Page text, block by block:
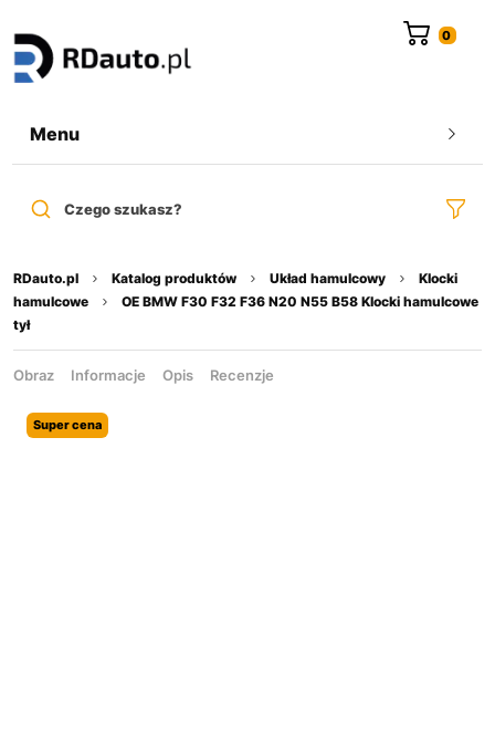
Menu
Czego szukasz?
RDauto.pl Katalog produktów Układ hamulcowy
Klocki
hamulcowe
OE BMW F30 F32 F36 N20 N55 B58 Klocki hamulcowe
tył
Obraz Informacje Opis Recenzje
Super cena